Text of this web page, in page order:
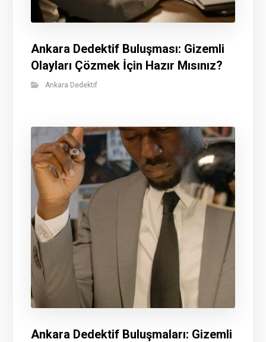
Ankara Dedektif Buluşması: Gizemli
Olayları Çözmek İçin Hazır Mısınız?
Ankara Dedektif
Ankara Dedektif Buluşmaları: Gizemli